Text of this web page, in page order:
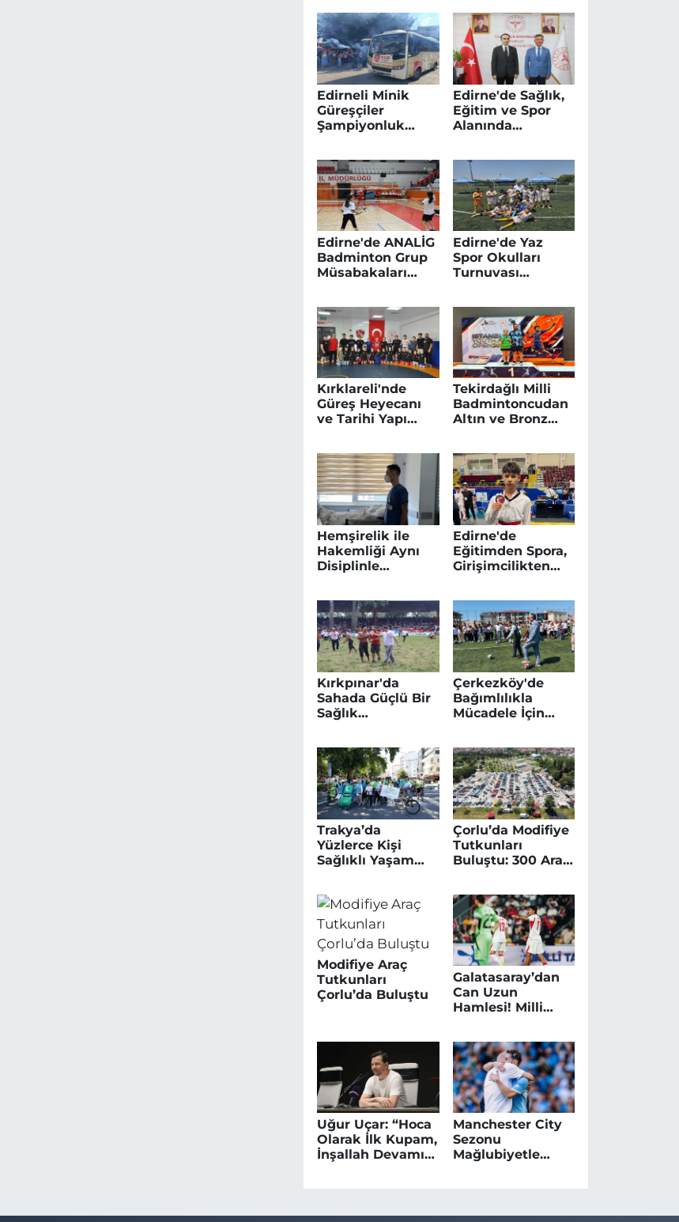
Edirneli Minik
Güreşçiler
Şampiyonluk
Edirne'de Sağlık,
Eğitim ve Spor
Alanında
Edirne'de ANALİG
Badminton Grup
Müsabakaları
Edirne'de Yaz
Spor Okulları
Turnuvası
Kırklareli'nde
Güreş Heyecanı
ve Tarihi Yapı
Tekirdağlı Milli
Badmintoncudan
Altın ve Bronz
Hemşirelik ile
Hakemliği Aynı
Disiplinle
Edirne'de
Eğitimden Spora,
Girişimcilikten
Kırkpınar'da
Sahada Güçlü Bir
Sağlık
Çerkezköy'de
Bağımlılıkla
Mücadele İçin
Trakya’da
Yüzlerce Kişi
Sağlıklı Yaşam
Çorlu’da Modifiye
Tutkunları
Buluştu: 300 Araç
Modifiye Araç
Tutkunları
Çorlu’da Buluştu
Galatasaray’dan
Can Uzun
Hamlesi! Milli
Yükseldi
Uğur Uçar: “Hoca
Olarak İlk Kupam,
İnşallah Devamı
Manchester City
Sezonu
Mağlubiyetle